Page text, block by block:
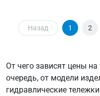
Назад 1 2
От чего зависят цены
очередь, от модели
гидравлические